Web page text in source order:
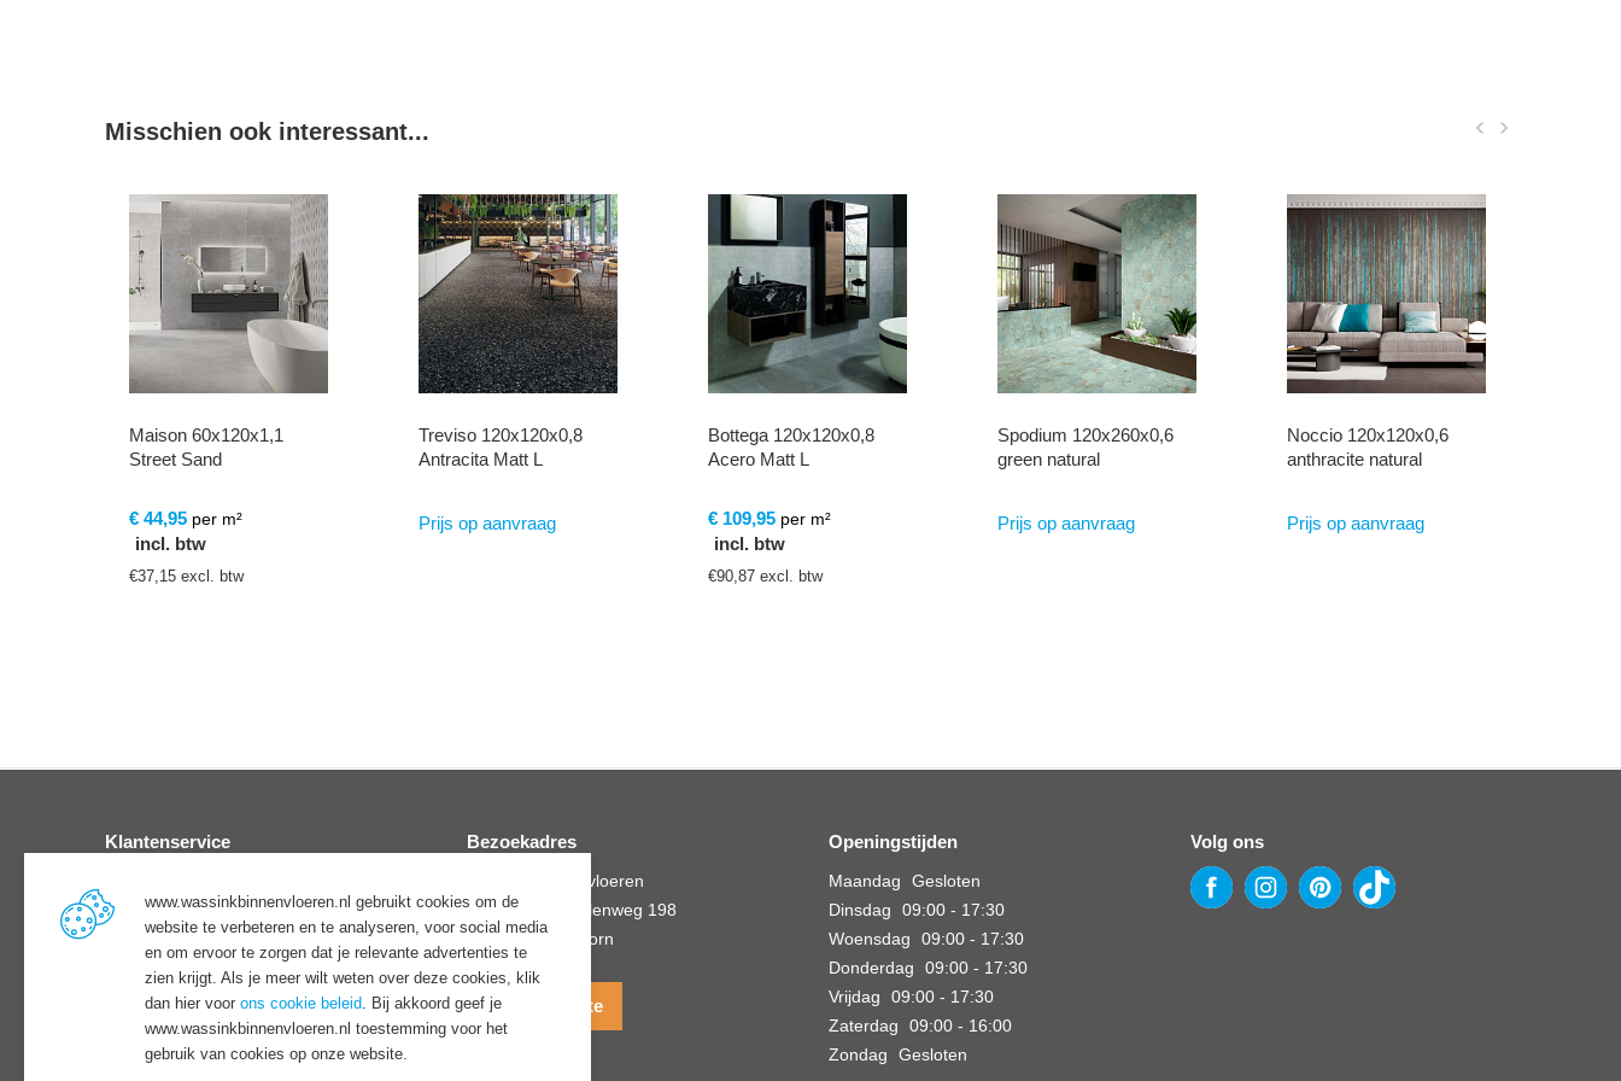
Misschien ook interessant...
Treviso 120x120x0,8
Antracita Matt L
Prijs op aanvraag
Bottega 120x120x0,8
Acero Matt L
€ 109,95 per m²
Spodium 120x260x0,6
green natural
Prijs op aanvraag
Noccio 120x120x0,6
anthracite natural
Prijs op aanvraag
Beat Mud 120x120x0,9
Matt
Prijs op aanvraag
 
Klantenservice
Veelgestelde vragen
Betaling & levering
Afhalen & transport
Ruilen & retouren
Contact
Bezoekadres
Wassink Binnenvloeren
Stadhoudersmolenweg 198
7317 AZ Apeldoorn
Plan uw route
Openingstijden
Maandag
Gesloten
Dinsdag
09:00 - 17:30
Woensdag
09:00 - 17:30
Donderdag
09:00 - 17:30
Vrijdag
09:00 - 17:30
Zaterdag
09:00 - 16:00
Zondag
Gesloten
Volg ons
www.wassinkbinnenvloeren.nl gebruikt cookies om de
website te verbeteren en te analyseren, voor social media
en om ervoor te zorgen dat je relevante advertenties te
zien krijgt. Als je meer wilt weten over deze cookies, klik
dan hier voor ons cookie beleid. Bij akkoord geef je
www.wassinkbinnenvloeren.nl toestemming voor het
gebruik van cookies op onze website.